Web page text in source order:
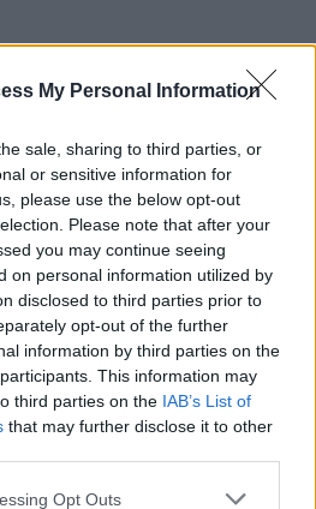
My Personal Information
sale, sharing to third parties, or
or sensitive information for
please use the below opt-out
Please note that after your
you may continue seeing
on personal information utilized by
disclosed to third parties prior to
opt-out of the further
information by third parties on the
This information may
third parties on the IAB’s List of
that may further disclose it to other
Opt Outs